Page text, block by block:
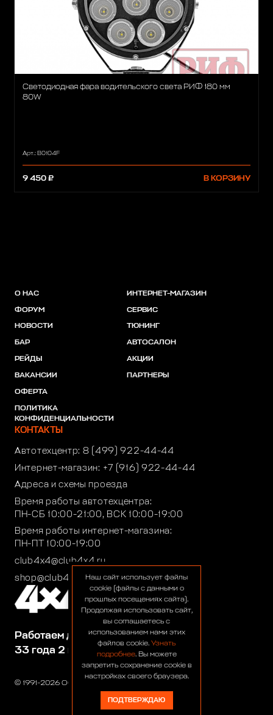
Светодиодная фара водительского света РИФ 180 мм
80W
Арт.: B0104F
9 450 ₽ В КОРЗИНУ
© 1991-2026 ООО «Сервис 4х4»
Работаем для вас:
33 года 2 месяца 23 дня
О НАС
ФОРУМ
НОВОСТИ
БАР
РЕЙДЫ
ВАКАНСИИ
ОФЕРТА
ПОЛИТИКА
КОНФИДЕНЦИАЛЬНОСТИ
ИНТЕРНЕТ-МАГАЗИН
СЕРВИС
ТЮНИНГ
АВТОСАЛОН
АКЦИИ
ПАРТНЕРЫ
КОНТАКТЫ
Автотехцентр: 8 (499) 922-44-44
Интернет-магазин: +7 (916) 922-44-44
Адреса и схемы проезда
Время работы автотехцентра:
ПН-СБ 10:00-21:00, ВСК 10:00-19:00
Время работы интернет-магазина:
ПН-ПТ 10:00-19:00
club4x4@club4x4.ru
shop@club4x4.ruНаш сайт использует файлы
cookie (файлы с данными о
прошлых посещениях сайта).
Продолжая использовать сайт,
вы соглашаетесь с
использованием нами этих
файлов cookie. Узнать
подробнее. Вы можете
запретить сохранение cookie в
настройках своего браузера.
ПОДТВЕРЖДАЮ